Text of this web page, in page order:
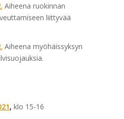
Aiheena ruokinnan
liittyvää
Aiheena myöhäissyksyn
, klo 15-16